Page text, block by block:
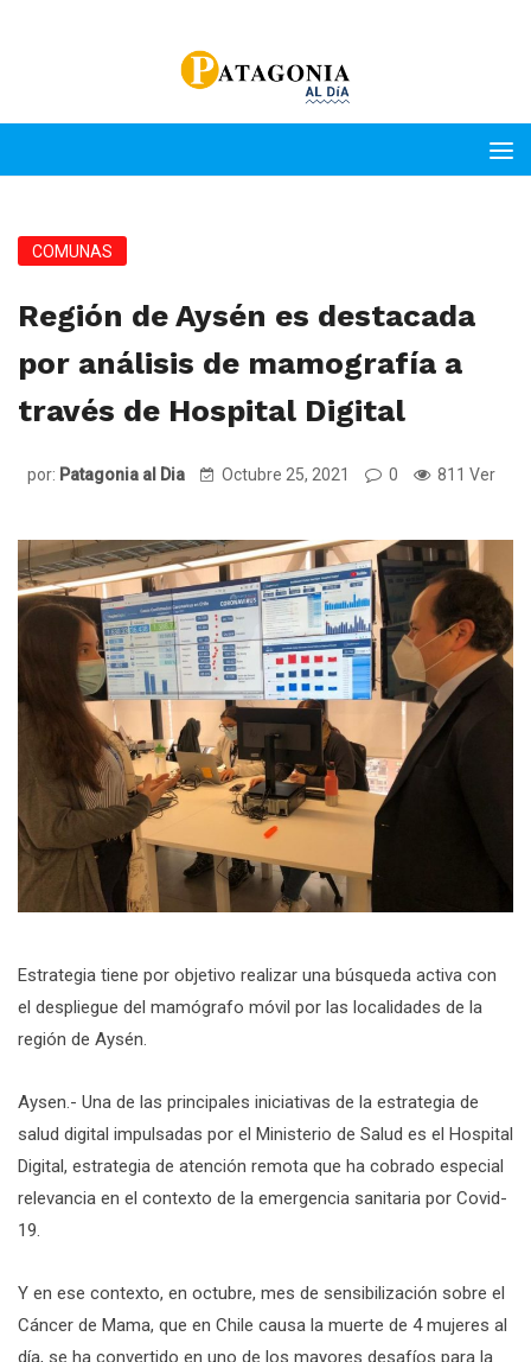
COMUNAS
Región de Aysén es destacada
por análisis de mamografía a
través de Hospital Digital
por: Patagonia al Dia Octubre 25, 2021 0 811 Ver
Estrategia tiene por objetivo realizar una búsqueda activa con
el despliegue del mamógrafo móvil por las localidades de la
región de Aysén.
Aysen.- Una de las principales iniciativas de la estrategia de
salud digital impulsadas por el Ministerio de Salud es el Hospital
Digital, estrategia de atención remota que ha cobrado especial
relevancia en el contexto de la emergencia sanitaria por Covid-
19.
Y en ese contexto, en octubre, mes de sensibilización sobre el
Cáncer de Mama, que en Chile causa la muerte de 4 mujeres al
día, se ha convertido en uno de los mayores desafíos para la